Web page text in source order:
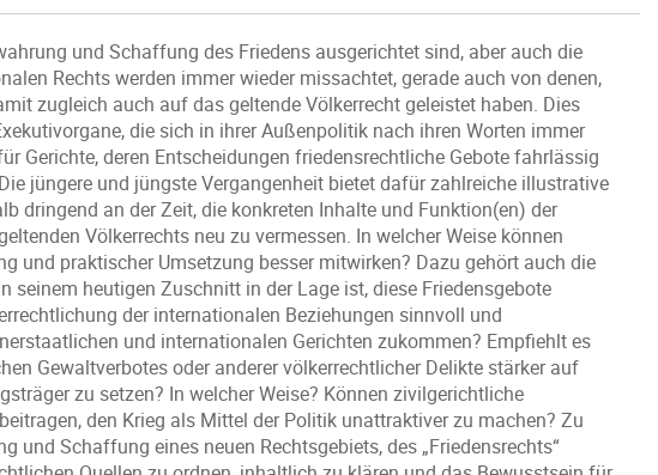
und Schaffung des Friedens ausgerichtet sind, aber auch die
Rechts werden immer wieder missachtet, gerade auch von denen,
zugleich auch auf das geltende Völkerrecht geleistet haben. Dies
die sich in ihrer Außenpolitik nach ihren Worten immer
Gerichte, deren Entscheidungen friedensrechtliche Gebote fahrlässig
jüngere und jüngste Vergangenheit bietet dafür zahlreiche illustrative
dringend an der Zeit, die konkreten Inhalte und Funktion(en) der
Völkerrechts neu zu vermessen. In welcher Weise können
und praktischer Umsetzung besser mitwirken? Dazu gehört auch die
seinem heutigen Zuschnitt in der Lage ist, diese Friedensgebote
der internationalen Beziehungen sinnvoll und
und internationalen Gerichten zukommen? Empfiehlt es
Gewaltverbotes oder anderer völkerrechtlicher Delikte stärker auf
zu setzen? In welcher Weise? Können zivilgerichtliche
den Krieg als Mittel der Politik unattraktiver zu machen? Zu
und Schaffung eines neuen Rechtsgebiets, des „Friedensrechts“